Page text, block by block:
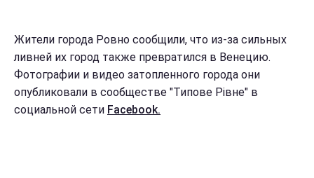
Жители города Ровно сообщили, что из-за сильных
ливней их город также превратился в Венецию.
Фотографии и видео затопленного города они
опубликовали в сообществе "Типове Рівне" в
социальной сети Facebook.